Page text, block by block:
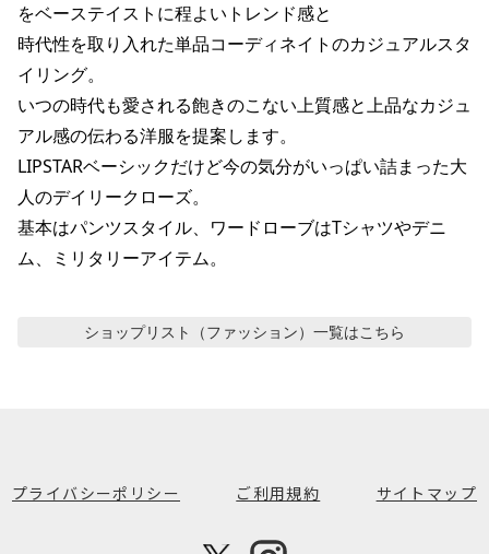
をベーステイストに程よいトレンド感と
時代性を取り入れた単品コーディネイトのカジュアルスタ
イリング。
いつの時代も愛される飽きのこない上質感と上品なカジュ
アル感の伝わる洋服を提案します。
LIPSTARベーシックだけど今の気分がいっぱい詰まった大
人のデイリークローズ。
基本はパンツスタイル、ワードローブはTシャツやデニ
ム、ミリタリーアイテム。
ショップリスト（ファッション） 一覧はこちら
プライバシーポリシー ご利用規約 サイトマップ